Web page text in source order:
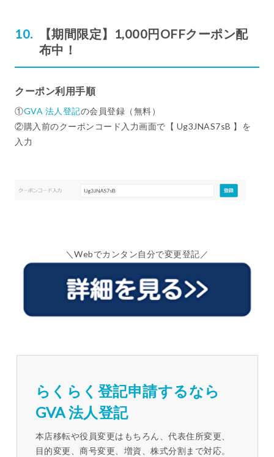
【期間限定】1,000円OFFクーポン配
布中！
クーポン利用手順
①GVA 法人登記の会員登録（無料）
②購入前のクーポンコード入力画面で【 Ug3JNAS7sB 】を
入力
＼Webでカンタン自分で変更登記／
らくらく登記申請するなら
GVA 法人登記
本店移転や役員変更はもちろん、代表住所変更、
目的変更、商号変更、増資、株式分割まで対応。